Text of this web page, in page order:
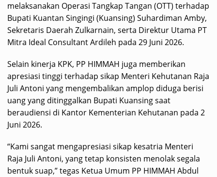
melaksanakan Operasi Tangkap Tangan (OTT) terhadap
Bupati Kuantan Singingi (Kuansing) Suhardiman Amby,
Sekretaris Daerah Zulkarnain, serta Direktur Utama PT
Mitra Ideal Consultant Ardileh pada 29 Juni 2026.
Selain kinerja KPK, PP HIMMAH juga memberikan
apresiasi tinggi terhadap sikap Menteri Kehutanan Raja
Juli Antoni yang mengembalikan amplop diduga berisi
uang yang ditinggalkan Bupati Kuansing saat
beraudiensi di Kantor Kementerian Kehutanan pada 2
Juni 2026.
“Kami sangat mengapresiasi sikap kesatria Menteri
Raja Juli Antoni, yang tetap konsisten menolak segala
bentuk suap,” tegas Ketua Umum PP HIMMAH Abdul